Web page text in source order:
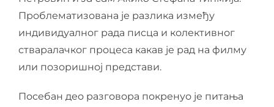
Проблематизована је разлика између
индивидуалног рада писца и колективног
стваралачког процеса какав је рад на филму
или позоришној представи.
Посебан део разговора покренуо је питања